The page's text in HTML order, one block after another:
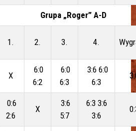
Grupa „Roger” A-D
1. 2. 3. 4.
X
6:0
6:2
6:0
6:3
3:6 6:0
6:3
0:6
2:6
X
3:6
5:7
6:3 3:6
3:6